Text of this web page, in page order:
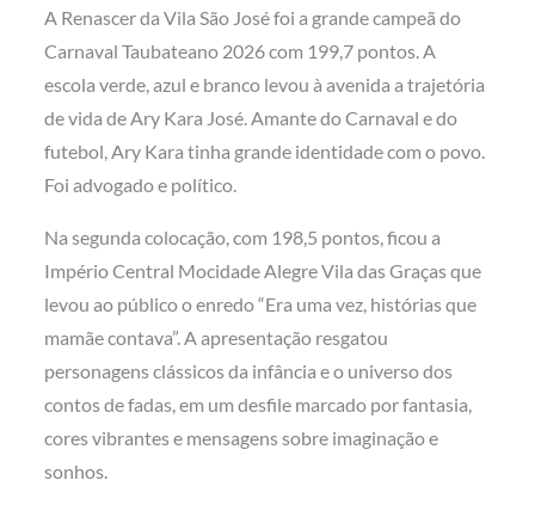
A Renascer da Vila São José foi a grande campeã do
Carnaval Taubateano 2026 com 199,7 pontos. A
escola verde, azul e branco levou à avenida a trajetória
de vida de Ary Kara José. Amante do Carnaval e do
futebol, Ary Kara tinha grande identidade com o povo.
Foi advogado e político.
Na segunda colocação, com 198,5 pontos, ficou a
Império Central Mocidade Alegre Vila das Graças que
levou ao público o enredo “Era uma vez, histórias que
mamãe contava”. A apresentação resgatou
personagens clássicos da infância e o universo dos
contos de fadas, em um desfile marcado por fantasia,
cores vibrantes e mensagens sobre imaginação e
sonhos.